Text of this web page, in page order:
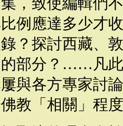
，致使編輯們
例應達多少才
？探討西藏、
部分？ …… 凡
與各方專家討
教「相關」程